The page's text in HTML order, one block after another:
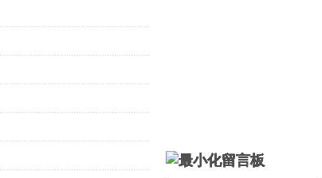
留言板
留言板
留言板
留言板
留言板
留言板